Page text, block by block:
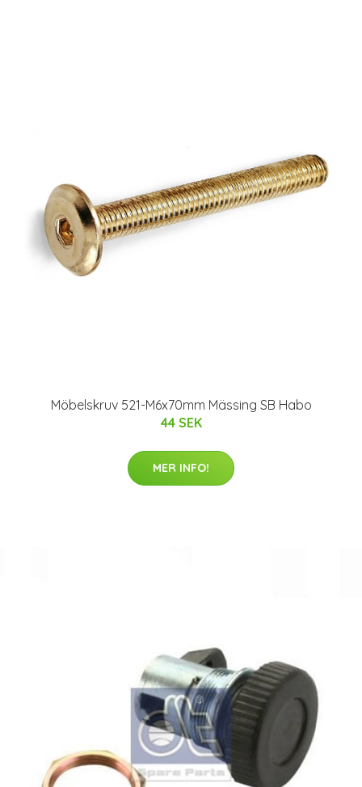
Möbelskruv 521-M6x70mm Mässing SB Habo
44 SEK
MER INFO!